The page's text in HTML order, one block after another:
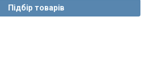
Підбір товарів